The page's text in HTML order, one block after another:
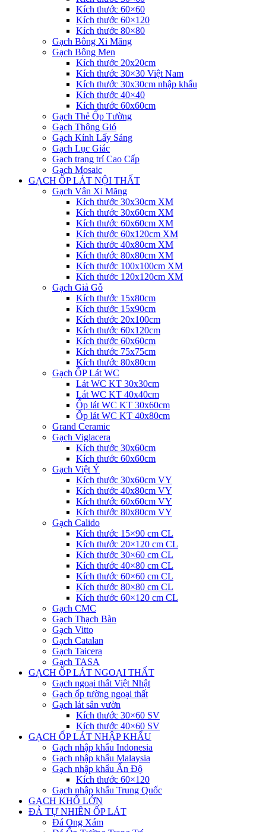
Kích thước 60×60
Kích thước 60×120
Kích thước 80×80
Gạch Bông Xi Măng
Gạch Bông Men
Kích thước 20x20cm
Kích thước 30×30 Việt Nam
Kích thước 30x30cm nhập khẩu
Kích thước 40×40
Kích thước 60x60cm
Gạch Thẻ Ốp Tường
Gạch Thông Gió
Gạch Kính Lấy Sáng
Gạch Lục Giác
Gạch trang trí Cao Cấp
Gạch Mosaic
GẠCH ỐP LÁT NỘI THẤT
Gạch Vân Xi Măng
Kích thước 30x30cm XM
Kích thước 30x60cm XM
Kích thước 60x60cm XM
Kích thước 60x120cm XM
Kích thước 40x80cm XM
Kích thước 80x80cm XM
Kích thước 100x100cm XM
Kích thước 120x120cm XM
Gạch Giả Gỗ
Kích thước 15x80cm
Kích thước 15x90cm
Kích thước 20x100cm
Kích thước 60x120cm
Kích thước 60x60cm
Kích thước 75x75cm
Kích thước 80x80cm
Gạch ỐP Lát WC
Lát WC KT 30x30cm
Lát WC KT 40x40cm
Ốp lát WC KT 30x60cm
Ốp lát WC KT 40x80cm
Grand Ceramic
Gạch Viglacera
Kích thước 30x60cm
Kích thước 60x60cm
Gạch Việt Ý
Kích thước 30x60cm VY
Kích thước 40x80cm VY
Kích thước 60x60cm VY
Kích thước 80x80cm VY
Gạch Calido
Kích thước 15×90 cm CL
Kích thước 20×120 cm CL
Kích thước 30×60 cm CL
Kích thước 40×80 cm CL
Kích thước 60×60 cm CL
Kích thước 80×80 cm CL
Kích thước 60×120 cm CL
Gạch CMC
Gạch Thạch Bàn
Gạch Vitto
Gạch Catalan
Gạch Taicera
Gạch TASA
GẠCH ỐP LÁT NGOẠI THẤT
Gạch ngoại thất Việt Nhật
Gạch ốp tường ngoại thất
Gạch lát sân vườn
Kích thước 30×60 SV
Kích thước 40×60 SV
GẠCH ỐP LÁT NHẬP KHẨU
Gạch nhập khẩu Indonesia
Gạch nhập khẩu Malaysia
Gạch nhập khẩu Ấn Độ
Kích thước 60×120
Gạch nhập khẩu Trung Quốc
GẠCH KHỔ LỚN
ĐÁ TỰ NHIÊN ỐP LÁT
Đá Ong Xám